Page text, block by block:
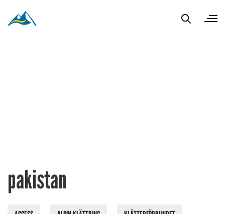
pakistan